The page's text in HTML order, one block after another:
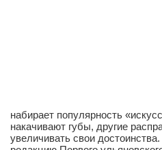
набирает популярность
накачивают губы, другие
увеличивать свои